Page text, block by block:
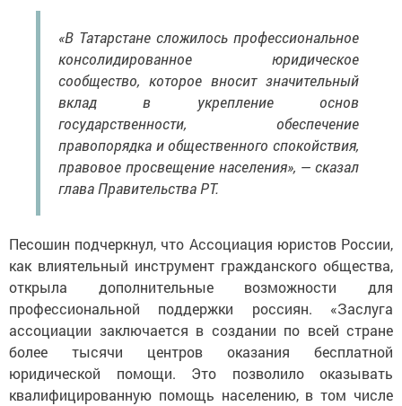
«В Татарстане сложилось профессиональное
консолидированное юридическое
сообщество, которое вносит значительный
вклад в укрепление основ
государственности, обеспечение
правопорядка и общественного спокойствия,
правовое просвещение населения», — сказал
глава Правительства РТ.
Песошин подчеркнул, что Ассоциация юристов России,
как влиятельный инструмент гражданского общества,
открыла дополнительные возможности для
профессиональной поддержки россиян. «Заслуга
ассоциации заключается в создании по всей стране
более тысячи центров оказания бесплатной
юридической помощи. Это позволило оказывать
квалифицированную помощь населению, в том числе